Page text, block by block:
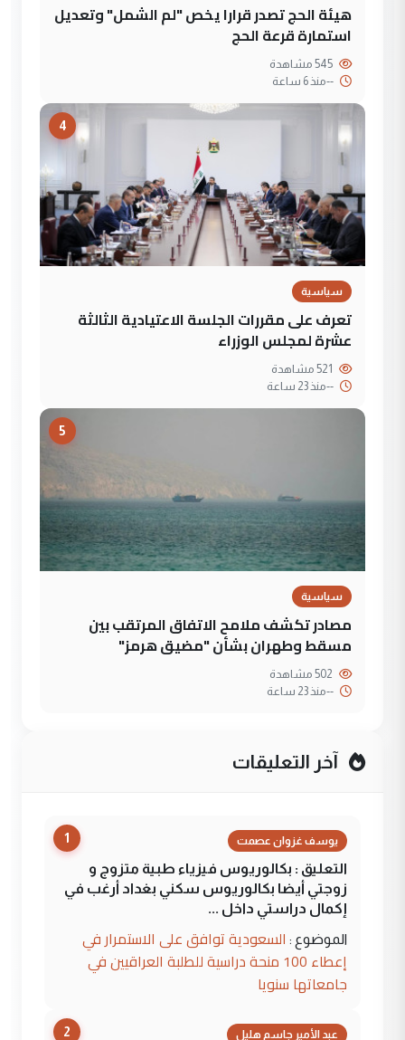
هيئة الحج تصدر قرارا يخص "لم الشمل" وتعديل
استمارة قرعة الحج
--منذ 6 ساعة
4
سياسية
تعرف على مقررات الجلسة الاعتيادية الثالثة
عشرة لمجلس الوزراء
--منذ 23 ساعة
5
سياسية
مصادر تكشف ملامح الاتفاق المرتقب بين
مسقط وطهران بشأن "مضيق هرمز"
--منذ 23 ساعة
آخر التعليقات
1 يوسف غزوان عصمت
التعليق : بكالوريوس فيزياء طبية متزوج و
زوجتي أيضا بكالوريوس سكني بغداد أرغب في
إكمال دراستي داخل ...
الموضوع : السعودية توافق على الاستمرار في
إعطاء 100 منحة دراسية للطلبة العراقيين في
جامعاتها سنويا
2 عبد الأمير جاسم هليل